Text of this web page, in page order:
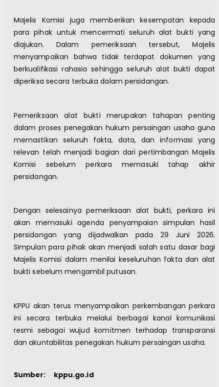
Majelis Komisi juga memberikan kesempatan kepada
para pihak untuk mencermati seluruh alat bukti yang
diajukan. Dalam pemeriksaan tersebut, Majelis
menyampaikan bahwa tidak terdapat dokumen yang
berkualifikasi rahasia sehingga seluruh alat bukti dapat
diperiksa secara terbuka dalam persidangan.
Pemeriksaan alat bukti merupakan tahapan penting
dalam proses penegakan hukum persaingan usaha guna
memastikan seluruh fakta, data, dan informasi yang
relevan telah menjadi bagian dari pertimbangan Majelis
Komisi sebelum perkara memasuki tahap akhir
persidangan.
Dengan selesainya pemeriksaan alat bukti, perkara ini
akan memasuki agenda penyampaian simpulan hasil
persidangan yang dijadwalkan pada 29 Juni 2026.
Simpulan para pihak akan menjadi salah satu dasar bagi
Majelis Komisi dalam menilai keseluruhan fakta dan alat
bukti sebelum mengambil putusan.
KPPU akan terus menyampaikan perkembangan perkara
ini secara terbuka melalui berbagai kanal komunikasi
resmi sebagai wujud komitmen terhadap transparansi
dan akuntabilitas penegakan hukum persaingan usaha.
Sumber: kppu.go.id